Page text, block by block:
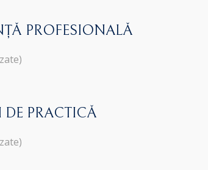
PROFESIONALĂ
PRACTICĂ